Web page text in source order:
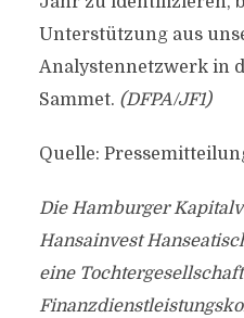
Unterstützung aus
Analystennetzwerk in
Sammet. (DFPA/JF1)
Quelle:
Die Hamburger
Hansainvest
eine